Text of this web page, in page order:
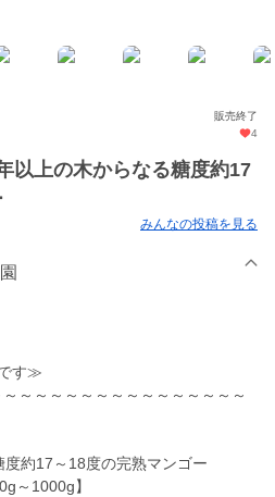
販売終了
4
以上の木からなる糖度約17
みんなの投稿を見る
す≫
～～～～～～～～～～～～～～～
約17～18度の完熟マンゴー
～1000g】